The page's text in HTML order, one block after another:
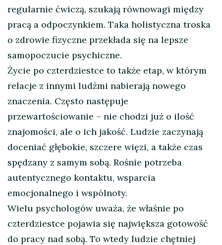
regularnie ćwiczą, szukają równowagi między
pracą a odpoczynkiem. Taka holistyczna troska
o zdrowie fizyczne przekłada się na lepsze
samopoczucie psychiczne.
Życie po czterdziestce to także etap, w którym
relacje z innymi ludźmi nabierają nowego
znaczenia. Często następuje
przewartościowanie – nie chodzi już o ilość
znajomości, ale o ich jakość. Ludzie zaczynają
doceniać głębokie, szczere więzi, a także czas
spędzany z samym sobą. Rośnie potrzeba
autentycznego kontaktu, wsparcia
emocjonalnego i wspólnoty.
Wielu psychologów uważa, że właśnie po
czterdziestce pojawia się największa gotowość
do pracy nad sobą. To wtedy ludzie chętniej